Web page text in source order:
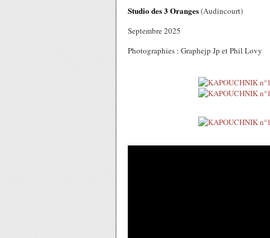
Studio des 3 Oranges(Audincourt)
Septembre 2025
Photographies : Graphejp Jp et Phil Lovy